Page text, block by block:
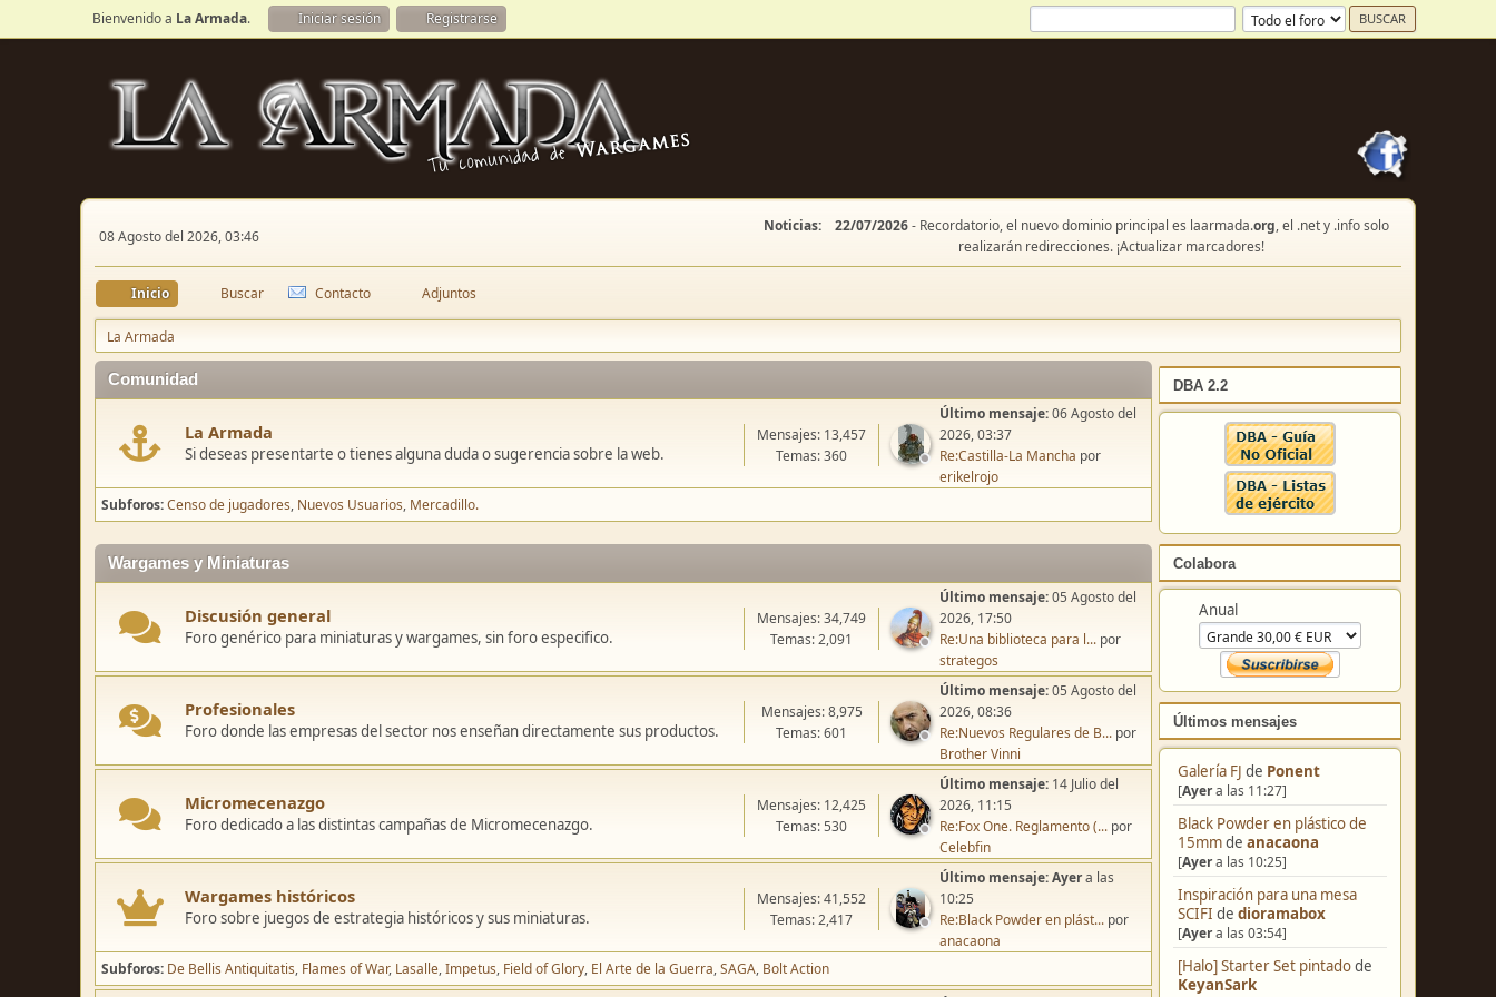
Bienvenido a La Armada. Iniciar sesión Registrarse
08 Agosto del 2026, 03:46
Noticias: 22/07/2026- Recordatorio, el nuevo dominio principal es laarmada.org, el .net y .info solo
realizarán redirecciones. ¡Actualizar marcadores!
Inicio Buscar Contacto Adjuntos
La Armada
DBA 2.2
Colabora
Anual
Últimos mensajes
Galería FJ de Ponent
[Ayera las 11:27]
Black Powder en plástico de
15mmde anacaona
[Ayera las 10:25]
Inspiración para una mesa
SCIFI de dioramabox
[Ayera las 03:54]
[Halo] Starter Set pintadode
KeyanSark
Comunidad
La Armada
Si deseas presentarte o tienes alguna duda o sugerencia sobre la web.
Mensajes: 13,457
Temas: 360
Último mensaje:06 Agosto del
2026, 03:37
Re:Castilla-La Mancha por
erikelrojo
Subforos Censo de jugadores Nuevos Usuarios Mercadillo.
Wargames y Miniaturas
Discusión general
Foro genérico para miniaturas y wargames, sin foro especifico.
Mensajes: 34,749
Temas: 2,091
Último mensaje:05 Agosto del
2026, 17:50
Re:Una biblioteca para l... por
strategos
Profesionales
Foro donde las empresas del sector nos enseñan directamente sus productos.
Mensajes: 8,975
Temas: 601
Último mensaje:05 Agosto del
2026, 08:36
Re:Nuevos Regulares de B... por
Brother Vinni
Micromecenazgo
Foro dedicado a las distintas campañas de Micromecenazgo.
Mensajes: 12,425
Temas: 530
Último mensaje: 14 Julio del
2026, 11:15
Re:Fox One. Reglamento (... por
Celebfin
Wargames históricos
Foro sobre juegos de estrategia históricos y sus miniaturas.
Mensajes: 41,552
Temas: 2,417
Último mensaje:Ayera las
10:25
Re:Black Powder en plást... por
anacaona
Subforos De Bellis Antiquitatis Flames of War Lasalle Impetus Field of Glory El Arte de la Guerra SAGA Bolt Action